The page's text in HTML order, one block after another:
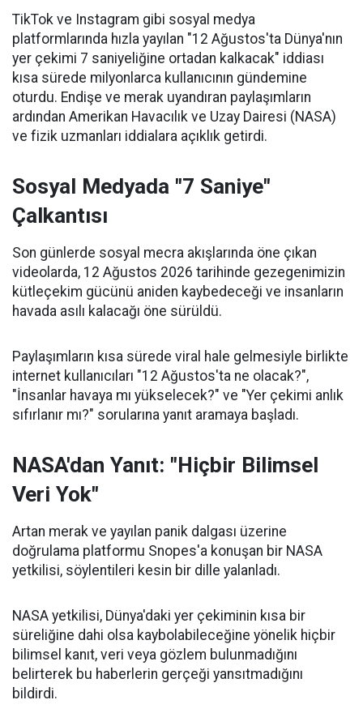
TikTok ve Instagram gibi sosyal medya
platformlarında hızla yayılan "12 Ağustos'ta Dünya'nın
yer çekimi 7 saniyeliğine ortadan kalkacak" iddiası
kısa sürede milyonlarca kullanıcının gündemine
oturdu. Endişe ve merak uyandıran paylaşımların
ardından Amerikan Havacılık ve Uzay Dairesi (NASA)
ve fizik uzmanları iddialara açıklık getirdi.
Sosyal Medyada "7 Saniye"
Çalkantısı
Son günlerde sosyal mecra akışlarında öne çıkan
videolarda, 12 Ağustos 2026 tarihinde gezegenimizin
kütleçekim gücünü aniden kaybedeceği ve insanların
havada asılı kalacağı öne sürüldü.
Paylaşımların kısa sürede viral hale gelmesiyle birlikte
internet kullanıcıları "12 Ağustos'ta ne olacak?",
"İnsanlar havaya mı yükselecek?" ve "Yer çekimi anlık
sıfırlanır mı?" sorularına yanıt aramaya başladı.
NASA'dan Yanıt: "Hiçbir Bilimsel
Veri Yok"
Artan merak ve yayılan panik dalgası üzerine
doğrulama platformu Snopes'a konuşan bir NASA
yetkilisi, söylentileri kesin bir dille yalanladı.
NASA yetkilisi, Dünya'daki yer çekiminin kısa bir
süreliğine dahi olsa kaybolabileceğine yönelik hiçbir
bilimsel kanıt, veri veya gözlem bulunmadığını
belirterek bu haberlerin gerçeği yansıtmadığını
bildirdi.